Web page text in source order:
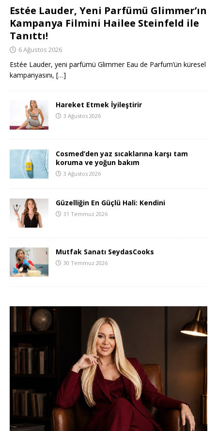
Estée Lauder, Yeni Parfümü Glimmer’ın
Kampanya Filmini Hailee Steinfeld ile
Tanıttı!
6 Ağustos 2026
Estée Lauder, yeni parfümü Glimmer Eau de Parfum’ün küresel
kampanyasını, […]
Hareket Etmek İyileştirir
3 Ağustos 2026
Cosmed’den yaz sıcaklarına karşı tam
koruma ve yoğun bakım
3 Ağustos 2026
Güzelliğin En Güçlü Hali: Kendini
31 Temmuz 2026
Mutfak Sanatı SeydasCooks
30 Temmuz 2026